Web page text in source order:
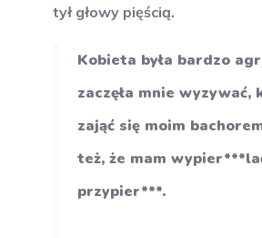
tył głowy pięścią.
Kobieta była bardzo
zaczęła mnie wyzywać,
zająć się moim
też, że mam
przypier***.